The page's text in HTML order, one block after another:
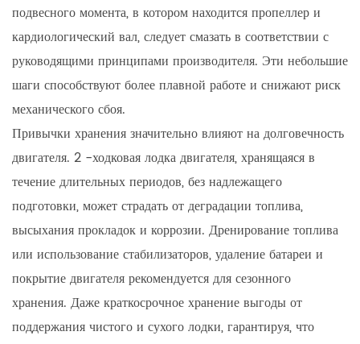
подвесного момента, в котором находится пропеллер и
кардиологический вал, следует смазать в соответствии с
руководящими принципами производителя. Эти небольшие
шаги способствуют более плавной работе и снижают риск
механического сбоя.
Привычки хранения значительно влияют на долговечность
двигателя. 2 -ходковая лодка двигателя, хранящаяся в
течение длительных периодов, без надлежащего
подготовки, может страдать от деградации топлива,
высыхания прокладок и коррозии. Дренирование топлива
или использование стабилизаторов, удаление батареи и
покрытие двигателя рекомендуется для сезонного
хранения. Даже краткосрочное хранение выгоды от
поддержания чистого и сухого лодки, гарантируя, что